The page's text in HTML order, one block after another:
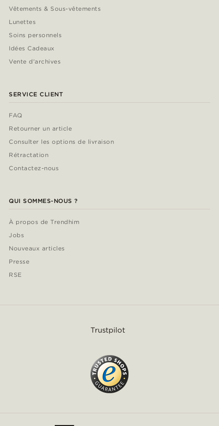
Vêtements & Sous-vêtements
Lunettes
Soins personnels
Idées Cadeaux
Vente d'archives
SERVICE CLIENT
FAQ
Retourner un article
Consulter les options de livraison
Rétractation
Contactez-nous
QUI SOMMES-NOUS ?
À propos de Trendhim
Jobs
Nouveaux articles
Presse
RSE
Trustpilot